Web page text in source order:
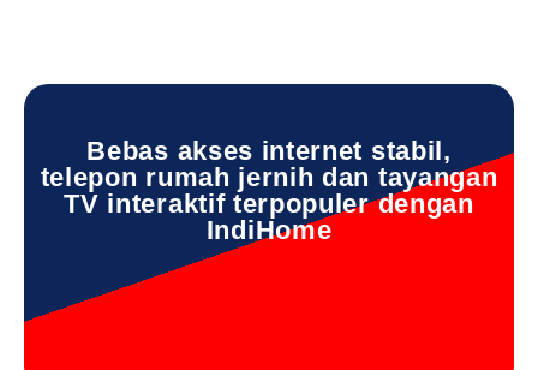
Bebas akses internet stabil,
telepon rumah jernih dan tayangan
TV interaktif terpopuler dengan
IndiHome